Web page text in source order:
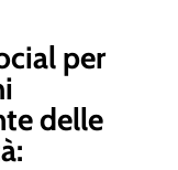
per
delle